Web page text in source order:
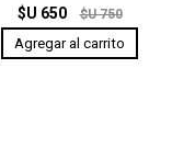
$U 650 $U 750